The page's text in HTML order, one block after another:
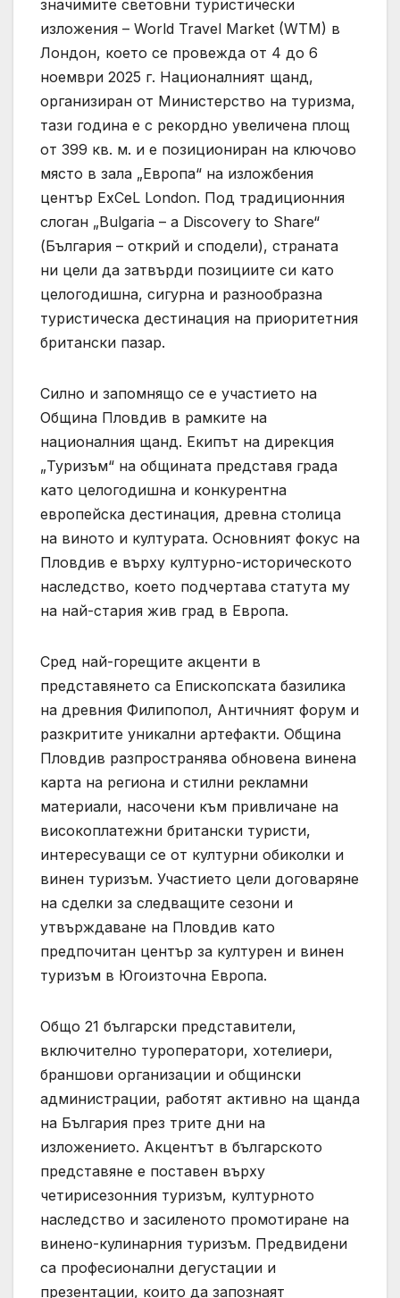
значимите световни туристически
изложения – World Travel Market (WTM) в
Лондон, което се провежда от 4 до 6
ноември 2025 г. Националният щанд,
организиран от Министерство на туризма,
тази година е с рекордно увеличена площ
от 399 кв. м. и е позициониран на ключово
място в зала „Европа“ на изложбения
център ExCeL London. Под традиционния
слоган „Bulgaria – a Discovery to Share“
(България – открий и сподели), страната
ни цели да затвърди позициите си като
целогодишна, сигурна и разнообразна
туристическа дестинация на приоритетния
британски пазар.
Силно и запомнящо се е участието на
Община Пловдив в рамките на
националния щанд. Екипът на дирекция
„Туризъм“ на общината представя града
като целогодишна и конкурентна
европейска дестинация, древна столица
на виното и културата. Основният фокус на
Пловдив е върху културно-историческото
наследство, което подчертава статута му
на най-стария жив град в Европа.
Сред най-горещите акценти в
представянето са Епископската базилика
на древния Филипопол, Античният форум и
разкритите уникални артефакти. Община
Пловдив разпространява обновена винена
карта на региона и стилни рекламни
материали, насочени към привличане на
високоплатежни британски туристи,
интересуващи се от културни обиколки и
винен туризъм. Участието цели договаряне
на сделки за следващите сезони и
утвърждаване на Пловдив като
предпочитан център за културен и винен
туризъм в Югоизточна Европа.
Общо 21 български представители,
включително туроператори, хотелиери,
браншови организации и общински
администрации, работят активно на щанда
на България през трите дни на
изложението. Акцентът в българското
представяне е поставен върху
четирисезонния туризъм, културното
наследство и засиленото промотиране на
винено-кулинарния туризъм. Предвидени
са професионални дегустации и
презентации, които да запознаят